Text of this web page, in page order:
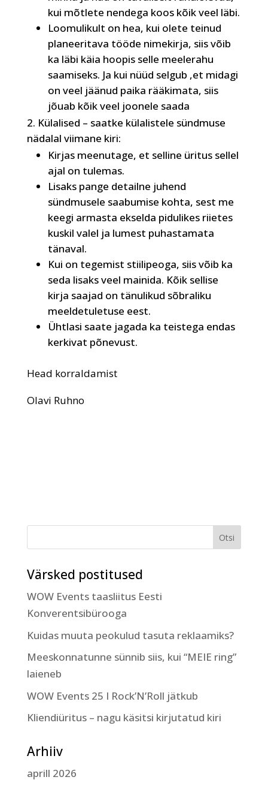
kui mõtlete nendega koos kõik veel läbi.
Loomulikult on hea, kui olete teinud
planeeritava tööde nimekirja, siis võib
ka läbi käia hoopis selle meelerahu
saamiseks. Ja kui nüüd selgub ,et midagi
on veel jäänud paika rääkimata, siis
jõuab kõik veel joonele saada
Külalised – saatke külalistele sündmuse
nädalal viimane kiri:
Kirjas meenutage, et selline üritus sellel
ajal on tulemas.
Lisaks pange detailne juhend
sündmusele saabumise kohta, sest me
keegi armasta ekselda pidulikes riietes
kuskil valel ja lumest puhastamata
tänaval.
Kui on tegemist stiilipeoga, siis võib ka
seda lisaks veel mainida. Kõik sellise
kirja saajad on tänulikud sõbraliku
meeldetuletuse eest.
Ühtlasi saate jagada ka teistega endas
kerkivat põnevust.
Head korraldamist
Olavi Ruhno
Värsked postitused
WOW Events taasliitus Eesti
Konverentsibürooga
Kuidas muuta peokulud tasuta reklaamiks?
Meeskonnatunne sünnib siis, kui “MEIE ring”
laieneb
WOW Events 25 I Rock’N’Roll jätkub
Kliendiüritus – nagu käsitsi kirjutatud kiri
Arhiiv
aprill 2026